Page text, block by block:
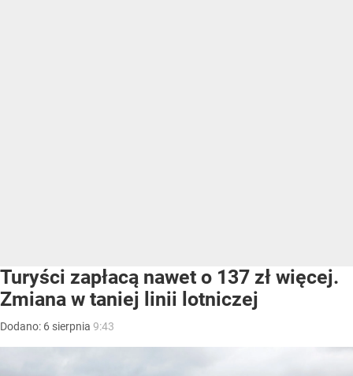
Turyści zapłacą nawet o 137 zł więcej.
Zmiana w taniej linii lotniczej
Dodano: 6 sierpnia 9:43